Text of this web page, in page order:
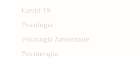
Covid-19
Psicologia
Psicologia Ambientale
Psicoterapia